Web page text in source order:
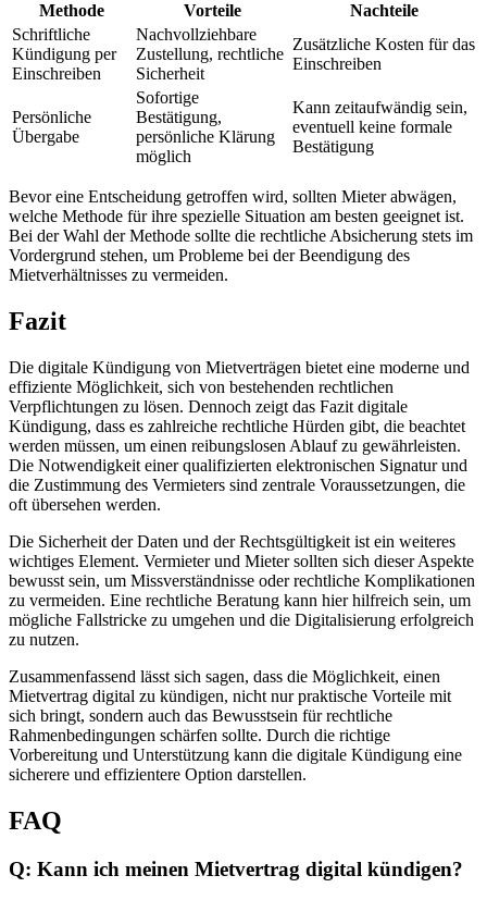
Methode Vorteile
Nachteile
Schriftliche
Kündigung per
Einschreiben
Nachvollziehbare
Zustellung, rechtliche
Sicherheit
Zusätzliche Kosten für das
Einschreiben
Persönliche
Übergabe
Sofortige
Bestätigung,
persönliche Klärung
möglich
Kann zeitaufwändig sein,
eventuell keine formale
Bestätigung
Bevor eine Entscheidung getroffen wird, sollten Mieter abwägen,
welche Methode für ihre spezielle Situation am besten geeignet ist.
Bei der Wahl der Methode sollte die rechtliche Absicherung stets im
Vordergrund stehen, um Probleme bei der Beendigung des
Mietverhältnisses zu vermeiden.
Fazit
Die digitale Kündigung von Mietverträgen bietet eine moderne und
effiziente Möglichkeit, sich von bestehenden rechtlichen
Verpflichtungen zu lösen. Dennoch zeigt das Fazit digitale
Kündigung, dass es zahlreiche rechtliche Hürden gibt, die beachtet
werden müssen, um einen reibungslosen Ablauf zu gewährleisten.
Die Notwendigkeit einer qualifizierten elektronischen Signatur und
die Zustimmung des Vermieters sind zentrale Voraussetzungen, die
oft übersehen werden.
Die Sicherheit der Daten und der Rechtsgültigkeit ist ein weiteres
wichtiges Element. Vermieter und Mieter sollten sich dieser Aspekte
bewusst sein, um Missverständnisse oder rechtliche Komplikationen
zu vermeiden. Eine rechtliche Beratung kann hier hilfreich sein, um
mögliche Fallstricke zu umgehen und die Digitalisierung erfolgreich
zu nutzen.
Zusammenfassend lässt sich sagen, dass die Möglichkeit, einen
Mietvertrag digital zu kündigen, nicht nur praktische Vorteile mit
sich bringt, sondern auch das Bewusstsein für rechtliche
Rahmenbedingungen schärfen sollte. Durch die richtige
Vorbereitung und Unterstützung kann die digitale Kündigung eine
sicherere und effizientere Option darstellen.
FAQ
Q: Kann ich meinen Mietvertrag digital kündigen?